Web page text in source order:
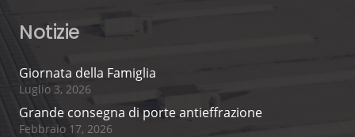
Notizie
Giornata della Famiglia
Luglio 3, 2026
Grande consegna di porte antieffrazione
Febbraio 17, 2026